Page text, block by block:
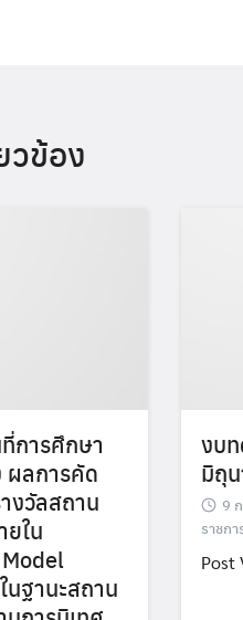
วข้อง
การศึกษา
ผลการคัด
งวัลสถาน
ใน
นฐานะสถาน
งบ
มิถุ
9
ราชกา
Post